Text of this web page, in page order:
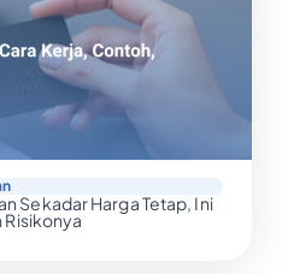
Sekadar Harga Tetap, Ini
Risikonya